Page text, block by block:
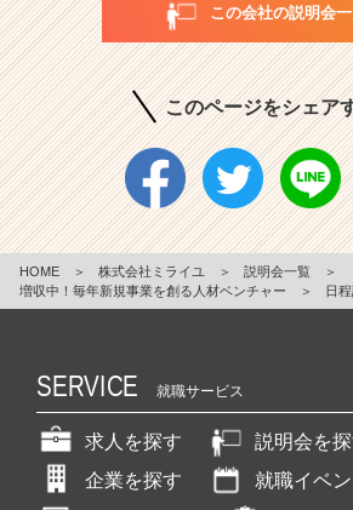
この会社の説明会
このページをシェア
HOME ＞ 株式会社ミライユ ＞ 説明会一覧 ＞
増収中！毎年新規事業を創る人材ベンチャー
＞ 日
SERVICE 就職サービス
求人を探す
説明会を
企業を探す
就職イベ